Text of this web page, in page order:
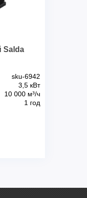
Salda
sku-6942
3,5 кВт
10 000 м³/ч
1 год